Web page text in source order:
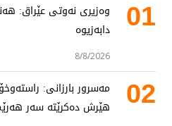
01
دابەزیوە
8/8/2026
02
مەسرور بارزانی:
هێرش دەکرێتە سەر